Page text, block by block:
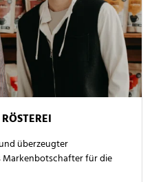
überzeugter
Markenbotschafter für die